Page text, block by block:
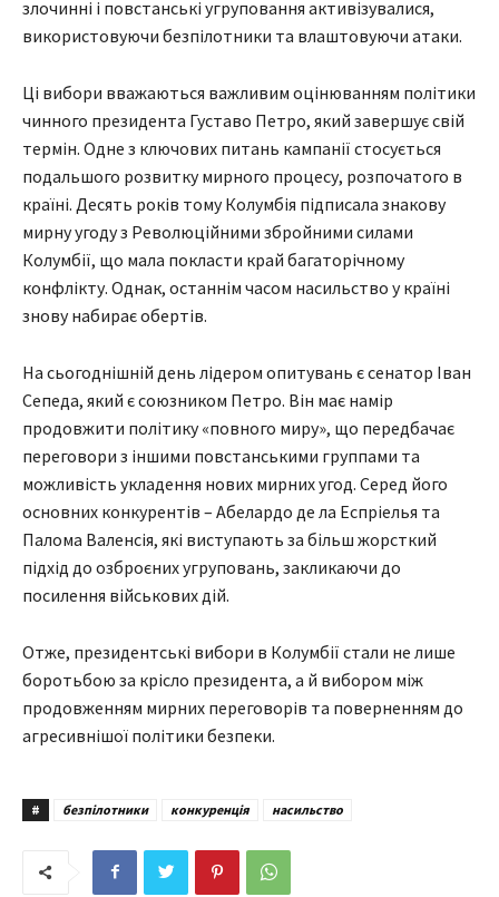
злочинні і повстанські угруповання активізувалися,
використовуючи безпілотники та влаштовуючи атаки.
Ці вибори вважаються важливим оцінюванням політики
чинного президента Густаво Петро, який завершує свій
термін. Одне з ключових питань кампанії стосується
подальшого розвитку мирного процесу, розпочатого в
країні. Десять років тому Колумбія підписала знакову
мирну угоду з Революційними збройними силами
Колумбії, що мала покласти край багаторічному
конфлікту. Однак, останнім часом насильство у країні
знову набирає обертів.
На сьогоднішній день лідером опитувань є сенатор Іван
Сепеда, який є союзником Петро. Він має намір
продовжити політику «повного миру», що передбачає
переговори з іншими повстанськими группами та
можливість укладення нових мирних угод. Серед його
основних конкурентів – Абелардо де ла Еспріелья та
Палома Валенсія, які виступають за більш жорсткий
підхід до озброєних угруповань, закликаючи до
посилення військових дій.
Отже, президентські вибори в Колумбії стали не лише
боротьбою за крісло президента, а й вибором між
продовженням мирних переговорів та поверненням до
агресивнішої політики безпеки.
# безпілотники конкуренція насильство